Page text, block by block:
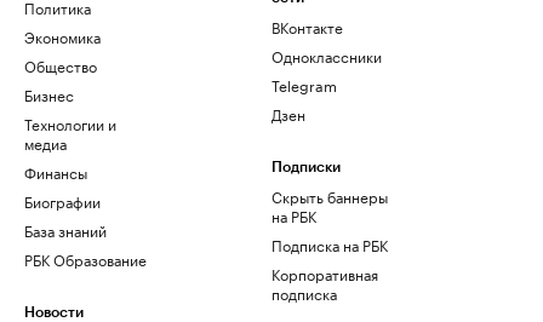
Политика
Экономика
Общество
Бизнес
Технологии и
медиа
Финансы
Биографии
База знаний
РБК Образование
Новости
ВКонтакте
Одноклассники
Telegram
Дзен
Подписки
Скрыть баннеры
на РБК
Подписка на РБК
Корпоративная
подписка